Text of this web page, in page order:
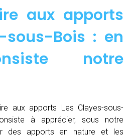
aux apports
sous-Bois : en
notre
aux apports Les Clayes-sous-
à apprécier, sous notre
des apports en nature et les